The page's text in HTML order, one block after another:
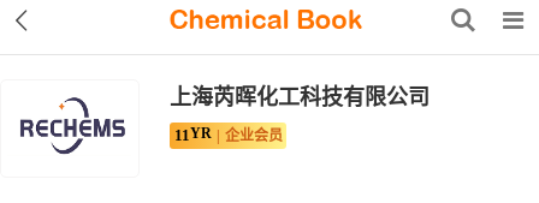
上海芮晖化工科技有限公司
11YR 企业会员